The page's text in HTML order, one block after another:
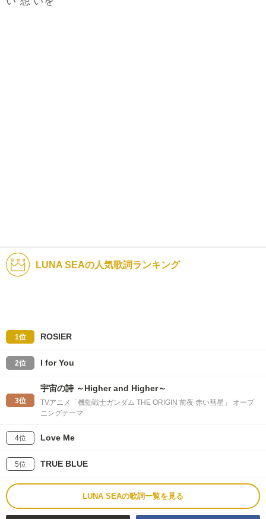
LUNA SEAの人気歌詞ランキング
1位 ROSIER
2位 I for You
3位
宇宙の詩 ～Higher and Higher～
TVアニメ「機動戦士ガンダム THE ORIGIN 前夜 赤い彗星」 オープ
ニングテーマ
4位 Love Me
5位 TRUE BLUE
LUNA SEAの歌詞一覧を見る